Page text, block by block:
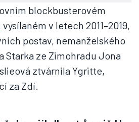
blockbusterovém
vysílaném v letech 2011–2019,
postav, nemanželského
Starka ze Zimohradu Jona
ztvárnila Ygritte,
za Zdí.